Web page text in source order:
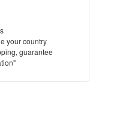
your country
guarantee